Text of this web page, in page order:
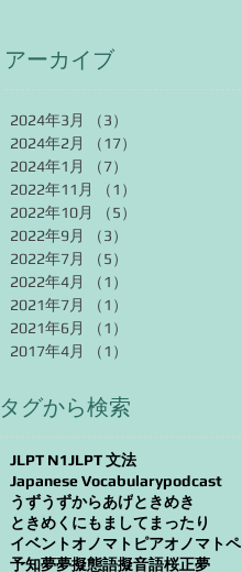
アーカイブ
2024年3月 （3）
2024年2月
（17）
2024年1月
（7）
2022年11月
（1）
2022年10月
（5）
2022年9月
（3）
2022年7月
（5）
2022年4月
（1）
2021年7月
（1）
2021年6月
（1）
2017年4月
（1）
タグから検索
JLPT N1JLPT 文法
Japanese Vocabularypodcast
うずうずからあげときめき
ときめく にもまして まったり
イベントオノマトピアオノマトペ
予知夢夢擬態語擬音語桜正夢